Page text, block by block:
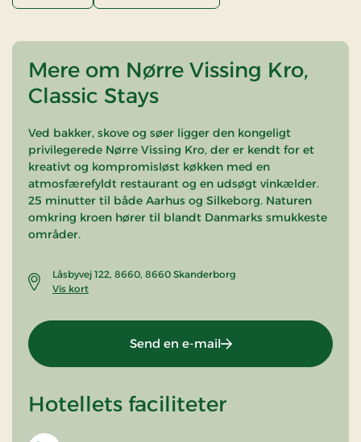
Mere om Nørre Vissing Kro,
Classic Stays
Ved bakker, skove og søer ligger den kongeligt
privilegerede Nørre Vissing Kro, der er kendt for et
kreativt og kompromisløst køkken med en
atmosfærefyldt restaurant og en udsøgt vinkælder.
25 minutter til både Aarhus og Silkeborg. Naturen
omkring kroen hører til blandt Danmarks smukkeste
områder.
Låsbyvej 122, 8660, 8660 Skanderborg
Vis kort
Send en e-mail
Hotellets faciliteter